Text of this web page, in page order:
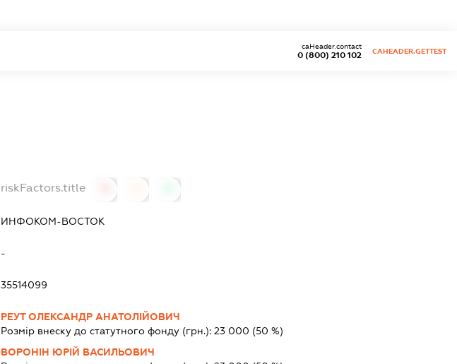
0 (800) 210 102
caHeader.contact
CAHEADER.GETTEST
riskFactors.title
ИНФОКОМ-ВОСТОК
-
35514099
РЕУТ ОЛЕКСАНДР АНАТОЛІЙОВИЧ
Розмір внеску до статутного фонду (грн.): 23 000 (50 %)
ВОРОНІН ЮРІЙ ВАСИЛЬОВИЧ